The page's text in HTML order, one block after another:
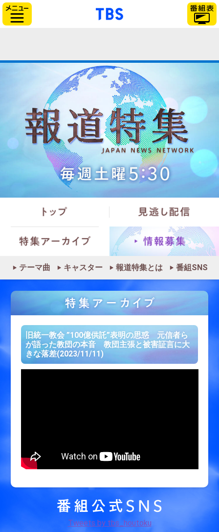
「TBSテレビ」トップ
テーマ曲 キャスター 報道特集とは 番組SNS
旧統一教会 ”100億供託”表明の思惑 元信者ら
が語った教団の本音 教団主張と被害証言に大
きな落差(2023/11/11)
Tweets by tbs_houtoku